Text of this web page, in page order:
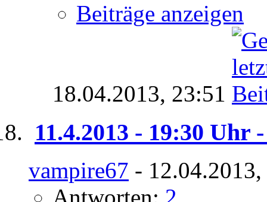
Beiträge anzeigen
18.04.2013, 23:51
11.4.2013 - 19:30
vampire67 -